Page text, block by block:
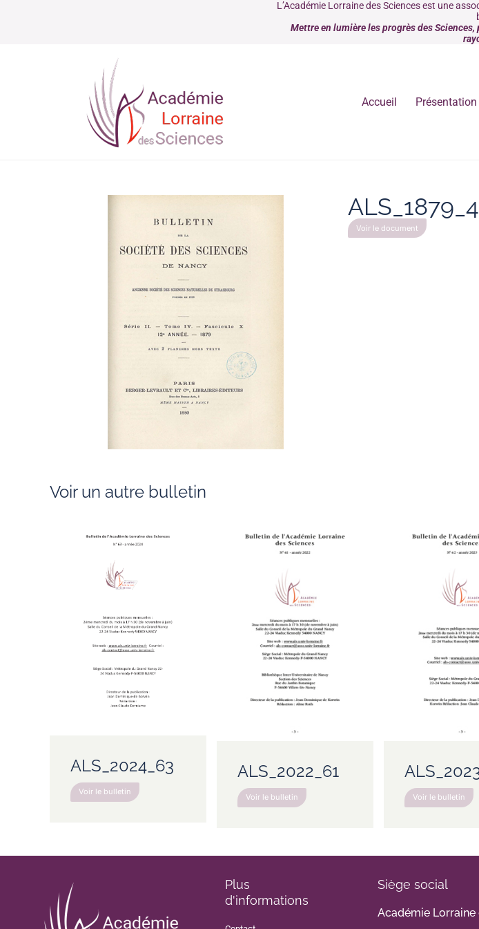
L’Académie Lorraine des Sciences est une
Mettre en lumière les progrès des
Accueil Présentation
Voir le document
Voir un autre bulletin
ALS_2024_63
Voir le bulletin
ALS_2022_61
Voir le bulletin Voir le bulletin
Plus
d'informations
Siège social
Académie Lorraine